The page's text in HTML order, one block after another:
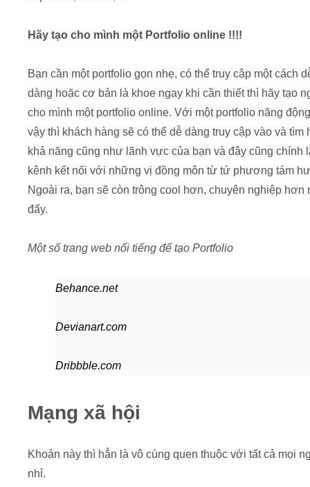
Hãy tạo cho mình một Portfolio online !!!!
Bạn cần một portfolio gọn nhẹ, có thể truy cập một cách
dàng hoặc cơ bản là khoe ngay khi cần thiết thì hãy tạo
cho mình một portfolio online. Với một portfolio năng
vậy thì khách hàng sẽ có thể dễ dàng truy cập vào và tìm
khả năng cũng như lãnh vực của bạn và đây cũng chính
kênh kết nối với những vị đồng môn từ tứ phương tám
Ngoài ra, bạn sẽ còn trông cool hơn, chuyên nghiệp hơn
đấy.
Một số trang web nổi tiếng để tạo Portfolio
Behance.net
Devianart.com
Dribbble.com
Mạng xã hội
Khoản này thì hẳn là vô cùng quen thuộc với tất cả mọi
nhỉ.